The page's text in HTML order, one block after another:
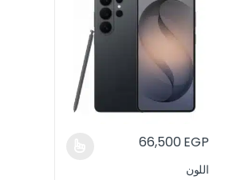
66,500EGP
اللون